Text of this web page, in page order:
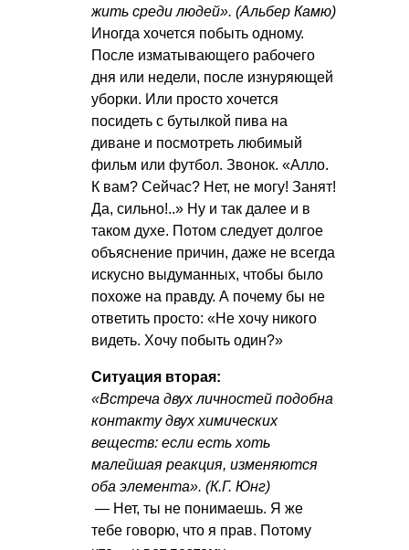
жить среди людей». (Альбер Камю)
Иногда хочется побыть одному.
После изматывающего рабочего
дня или недели, после изнуряющей
уборки. Или просто хочется
посидеть с бутылкой пива на
диване и посмотреть любимый
фильм или футбол. Звонок. «Алло.
К вам? Сейчас? Нет, не могу! Занят!
Да, сильно!..» Ну и так далее и в
таком духе. Потом следует долгое
объяснение причин, даже не всегда
искусно выдуманных, чтобы было
похоже на правду. А почему бы не
ответить просто: «Не хочу никого
видеть. Хочу побыть один?»
Ситуация вторая:
«Встреча двух личностей подобна
контакту двух химических
веществ: если есть хоть
малейшая реакция, изменяются
оба элемента». (К.Г. Юнг)
— Нет, ты не понимаешь. Я же
тебе говорю, что я прав. Потому